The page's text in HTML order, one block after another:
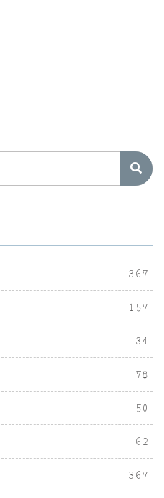
367
157
34
78
50
62
367